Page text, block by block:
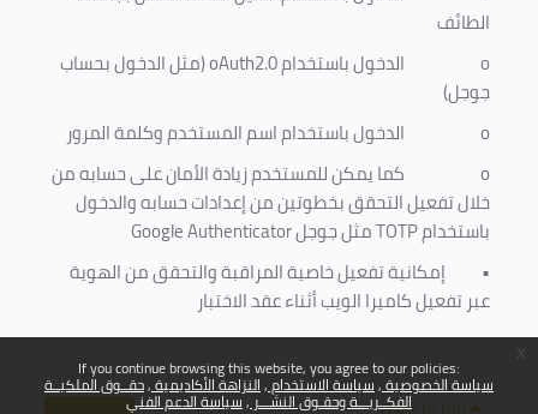
If you continue browsing this website, you agree to our policies:
سياسة الخصوصية سياسة الاستخدام النزاهة الأكاديمية حقــوق الملكيــة
الفكــريـــة وحقـوق النشـــر سياسة الدعم الفني
الطائف
o
الدخول باستخدامoAuth2.0(مثل الدخول بحساب
جوجل)
o
الدخول باستخدام اسم المستخدم وكلمة المرور
o
كما يمكن للمستخدم زيادة الأمان على حسابه من
خلال تفعيل التحقق بخطوتين من إعدادات حسابه والدخول
باستخدامTOTPمثل جوجلGoogle Authenticator
• إمكانية تفعيل خاصية المراقبة والتحقق من الهوية
عبر تفعيل كاميرا الويب أثناء عقد الاختبار